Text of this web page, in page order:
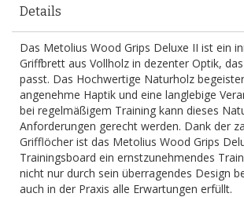
Details
Das Metolius Wood Grips Deluxe II ist ein
Griffbrett aus Vollholz in dezenter Optik,
passt. Das Hochwertige Naturholz
angenehme Haptik und eine langlebige
bei regelmäßigem Training kann dieses
Anforderungen gerecht werden. Dank der
Grifflöcher ist das Metolius Wood Grips
Trainingsboard ein ernstzunehmendes
nicht nur durch sein überragendes Design
auch in der Praxis alle Erwartungen erfüllt.